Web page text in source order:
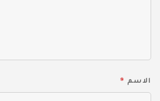
الاسم *